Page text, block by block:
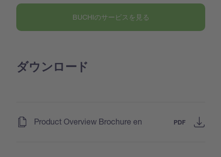
BUCHIのサービスを見る
ダウンロード
Product Overview Brochure en PDF